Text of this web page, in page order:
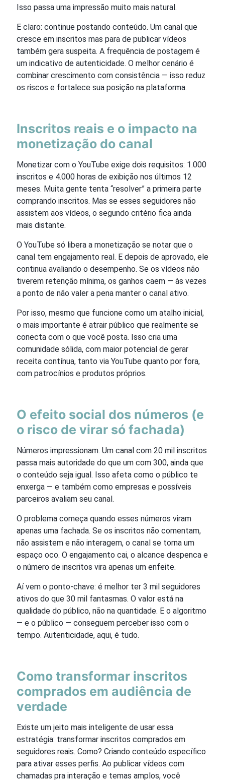
Isso passa uma impressão muito mais natural.
E claro: continue postando conteúdo. Um canal que
cresce em inscritos mas para de publicar vídeos
também gera suspeita. A frequência de postagem é
um indicativo de autenticidade. O melhor cenário é
combinar crescimento com consistência — isso reduz
os riscos e fortalece sua posição na plataforma.
Inscritos reais e o impacto na
monetização do canal
Monetizar com o YouTube exige dois requisitos: 1.000
inscritos e 4.000 horas de exibição nos últimos 12
meses. Muita gente tenta “resolver” a primeira parte
comprando inscritos. Mas se esses seguidores não
assistem aos vídeos, o segundo critério fica ainda
mais distante.
O YouTube só libera a monetização se notar que o
canal tem engajamento real. E depois de aprovado, ele
continua avaliando o desempenho. Se os vídeos não
tiverem retenção mínima, os ganhos caem — às vezes
a ponto de não valer a pena manter o canal ativo.
Por isso, mesmo que funcione como um atalho inicial,
o mais importante é atrair público que realmente se
conecta com o que você posta. Isso cria uma
comunidade sólida, com maior potencial de gerar
receita contínua, tanto via YouTube quanto por fora,
com patrocínios e produtos próprios.
O efeito social dos números (e
o risco de virar só fachada)
Números impressionam. Um canal com 20 mil inscritos
passa mais autoridade do que um com 300, ainda que
o conteúdo seja igual. Isso afeta como o público te
enxerga — e também como empresas e possíveis
parceiros avaliam seu canal.
O problema começa quando esses números viram
apenas uma fachada. Se os inscritos não comentam,
não assistem e não interagem, o canal se torna um
espaço oco. O engajamento cai, o alcance despenca e
o número de inscritos vira apenas um enfeite.
Aí vem o ponto-chave: é melhor ter 3 mil seguidores
ativos do que 30 mil fantasmas. O valor está na
qualidade do público, não na quantidade. E o algoritmo
— e o público — conseguem perceber isso com o
tempo. Autenticidade, aqui, é tudo.
Como transformar inscritos
comprados em audiência de
verdade
Existe um jeito mais inteligente de usar essa
estratégia: transformar inscritos comprados em
seguidores reais. Como? Criando conteúdo específico
para ativar esses perfis. Ao publicar vídeos com
chamadas pra interação e temas amplos, você